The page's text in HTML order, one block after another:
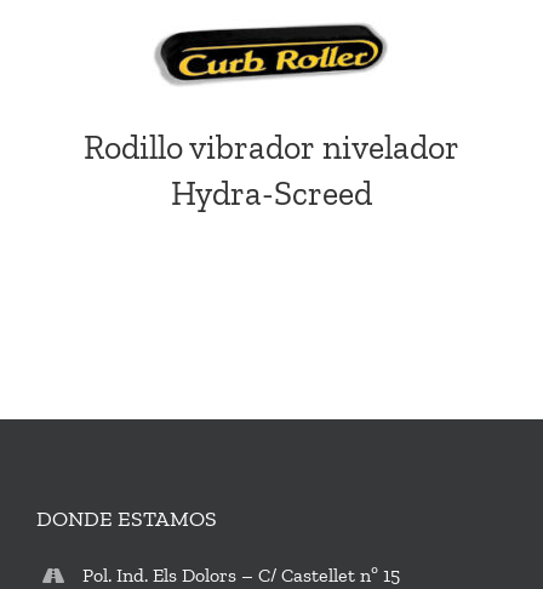
Rodillo vibrador nivelador
Hydra-Screed
DONDE ESTAMOS
Pol. Ind. Els Dolors – C/ Castellet nº 15